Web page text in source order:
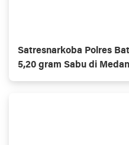
Satresnarkoba Polres
5,20 gram Sabu di